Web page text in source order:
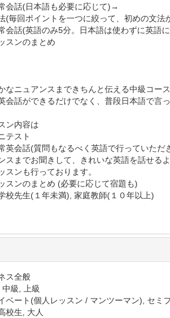
会話(日本語も必要に応じて)→
(毎回ポイントを一つに絞って、初めの文法
会話(英語のみ5分。日本語は使わずに英語
スンのまとめ
なニュアンスまできちんと伝える中級コース
会話ができるだけでなく、普段日本語で言
ン内容は
テスト
英会話(質問もなるべく英語で行っていただ
スまでお聞きして、きれいな英語を話せる
スンも行っております。
スンのまとめ (必要に応じて宿題も)
校先生(１年未満), 家庭教師(１０年以上)
ス全般
中級, 上級
ベート(個人レッスン / マンツーマン), セミ
校生, 大人